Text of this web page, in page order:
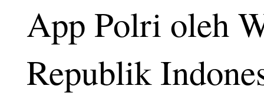
App Polri oleh
Republik